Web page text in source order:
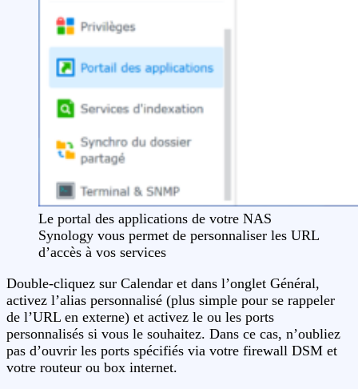
Le portal des applications de votre NAS
Synology vous permet de personnaliser les URL
d’accès à vos services
Double-cliquez sur Calendar et dans l’onglet Général,
activez l’alias personnalisé (plus simple pour se rappeler
de l’URL en externe) et activez le ou les ports
personnalisés si vous le souhaitez. Dans ce cas, n’oubliez
pas d’ouvrir les ports spécifiés via votre firewall DSM et
votre routeur ou box internet.